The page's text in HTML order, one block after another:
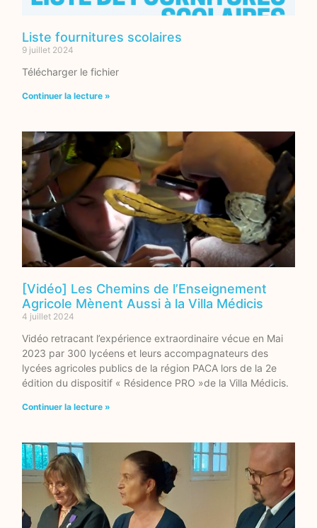
Liste fournitures scolaires
9 juillet 2024
Télécharger le fichier
Continuer la lecture »
[Vidéo] Les Chemins de l’Enseignement
Agricole Mènent Aussi à la Villa Médicis
4 juillet 2024
Vidéo retracant l’expérience extraordinaire vécue en Mai
2023 par 300 lycéens et leurs accompagnateurs des
lycées agricoles publics de la région PACA lors de la 2e
édition du dispositif « Résidence PRO »de la Villa Médicis.
Continuer la lecture »